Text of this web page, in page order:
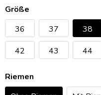
Größe
36
37 38
42
43 44
Riemen